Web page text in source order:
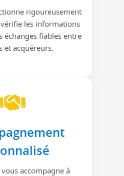
rigoureusement
les informations
échanges fiables entre
et acquéreurs.
accompagne à